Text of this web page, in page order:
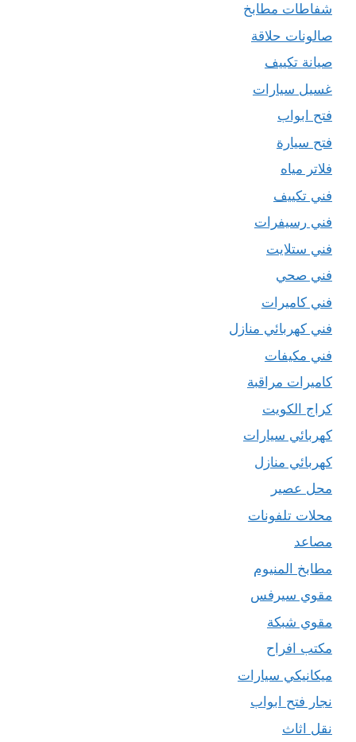
شفاطات مطابخ
صالونات حلاقة
صيانة تكييف
غسيل سيارات
فتح ابواب
فتح سيارة
فلاتر مياه
فني تكييف
فني رسيفرات
فني ستلايت
فني صحي
فني كاميرات
فني كهربائي منازل
فني مكيفات
كاميرات مراقبة
كراج الكويت
كهربائي سيارات
كهربائي منازل
محل عصير
محلات تلفونات
مصاعد
مطابخ المنيوم
مقوي سيرفس
مقوي شبكة
مكتب افراح
ميكانيكي سيارات
نجار فتح ابواب
نقل اثاث